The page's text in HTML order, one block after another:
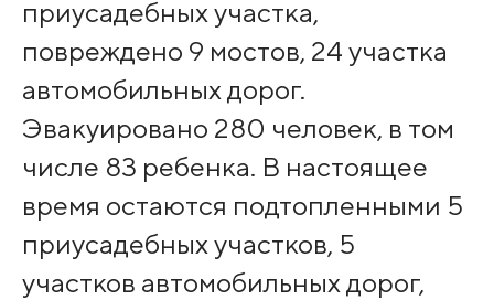
приусадебных участка,
повреждено 9 мостов, 24 участка
автомобильных дорог.
Эвакуировано 280 че­ловек, в том
числе 83 ребенка. В настоящ­ее
время остаются по­дтопленными 5
приуса­дебных участков, 5
участков автомобильных дорог,